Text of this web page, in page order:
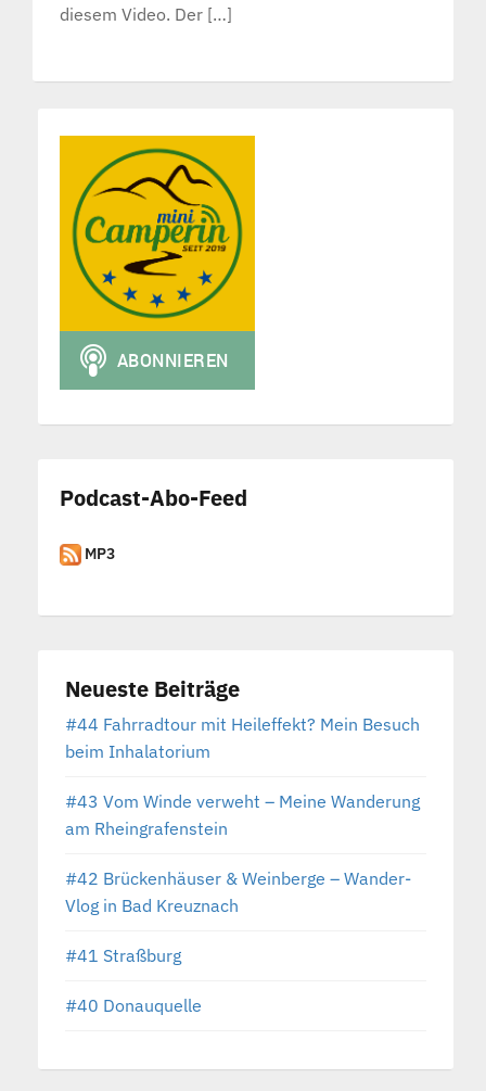
diesem Video. Der […]
Podcast-Abo-Feed
MP3
Neueste Beiträge
#44 Fahrradtour mit Heileffekt? Mein Besuch
beim Inhalatorium
#43 Vom Winde verweht – Meine Wanderung
am Rheingrafenstein
#42 Brückenhäuser & Weinberge – Wander-
Vlog in Bad Kreuznach
#41 Straßburg
#40 Donauquelle